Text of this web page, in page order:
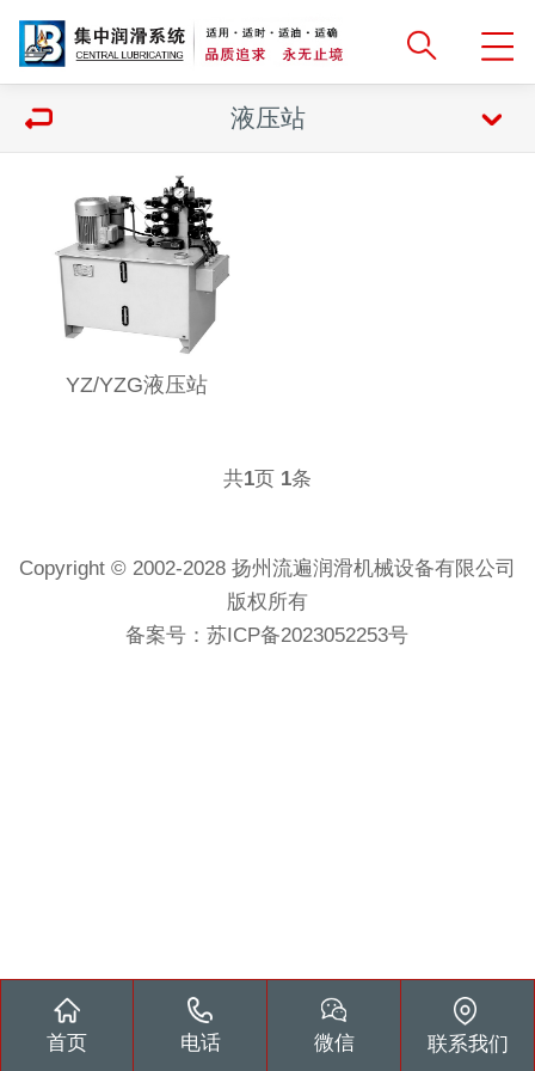
液压站
YZ/YZG液压站
共1页 1条
Copyright © 2002-2028 扬州流遍润滑机械设备有限公司
版权所有
备案号：苏ICP备2023052253号
首页 电话 微信 联系我们